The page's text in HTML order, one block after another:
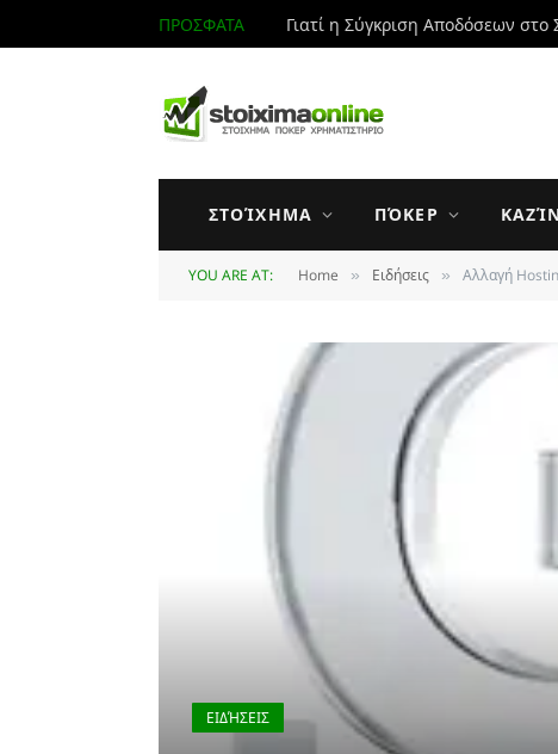
ΠΡΟΣΦΑΤΑ Γιατί η Σύγκριση Αποδόσεων
ΣΤΟΊΧΗΜΑ ΠΌΚΕΡ
YOU ARE AT: Home » Ειδήσεις » Αλλαγή
ΕΙΔΉΣΕΙΣ